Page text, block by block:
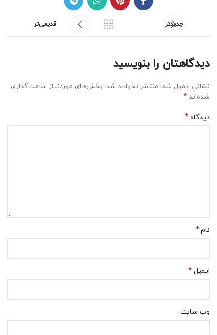
جدیدتر قدیمی‌تر
دیدگاهتان را بنویسید
نشانی ایمیل شما منتشر نخواهد شد. بخش‌های موردنیاز علامت‌گذاری
شده‌اند *
دیدگاه *
نام *
ایمیل *
وب‌ سایت